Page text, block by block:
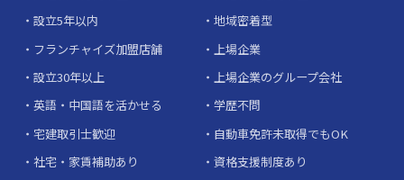
設立5年以内
地域密着型
フランチャイズ加盟店舗
上場企業
設立30年以上
上場企業のグループ会社
英語・中国語を活かせる
学歴不問
宅建取引士歓迎
自動車免許未取得でもOK
社宅・家賃補助あり
資格支援制度あり